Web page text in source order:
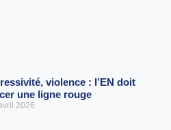
violence : l’EN doit
une ligne rouge
2026